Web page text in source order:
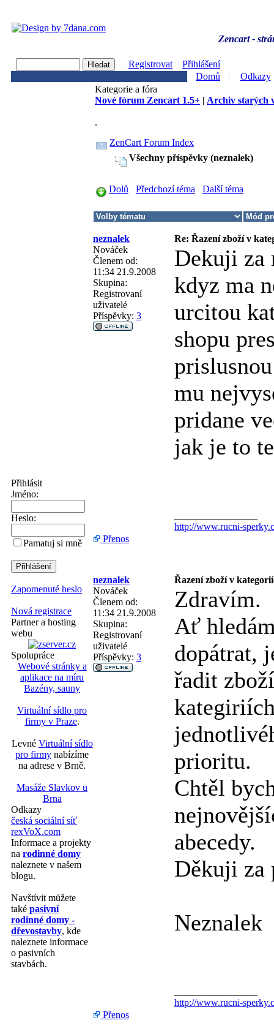
Zencart -
Registrovat
Přihlášení
Domů
Odkazy
Přihlásit
Jméno:
Heslo:
Pamatuj si mně
Zapomenuté heslo
Nová registrace
Partner a hosting
webu
Spolupráce
Webové stránky a
aplikace na míru
Bazény, sauny
Virtuální sídlo pro
firmy v Praze.
Levné Virtuální sídlo
pro firmy nabízíme
na adrese v Brně.
Masáže Slavkov u
Brna
Odkazy
česká sociální síť
rexVoX.com
Informace a projekty
na rodinné domy
naleznete v našem
blogu.
Navštívit můžete
také pasivní
rodinné domy -
dřevostavby, kde
naleznete informace
o pasivních
stavbách.
Kategorie a fóra
Nové fórum Zencart 1.5+ | Archiv starých
.
ZenCart Forum Index
Všechny příspěvky (neznalek)
Dolů Předchozí téma Další téma
neznalek
Re: Řazení zboží v
Nováček
Členem od:
11:34 21.9.2008
Skupina:
Registrovaní
uživatelé
Příspěvky: 3
Dekuji za
kdyz ma
urcitou
shopu
mu
pridane
jak je to
http://www.rucni-
Přenos
neznalek
Řazení zboží v
Nováček
Členem od:
11:34 21.9.2008
Skupina:
Registrovaní
uživatelé
Příspěvky: 3
Zdravím.
Ať
dopátrat,
řadit
prioritu.
Chtěl
abecedy.
Děkuji za
Neznalek
http://www.rucni-
Přenos